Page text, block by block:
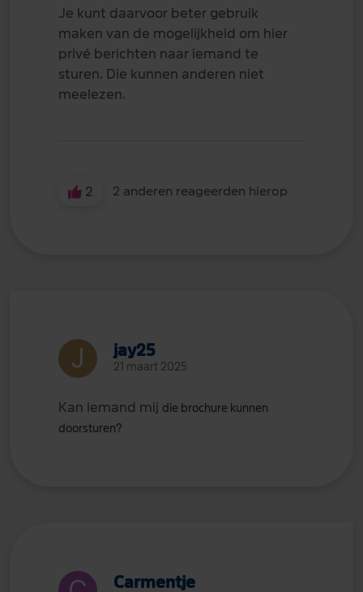
Je kunt daarvoor beter gebruik
maken van de mogelijkheid om hier
privé berichten naar iemand te
sturen. Die kunnen anderen niet
meelezen.
2 2 anderen reageerden hierop
jay25
21 maart 2025
Kan iemand mij die brochure kunnen
doorsturen?
Carmentje